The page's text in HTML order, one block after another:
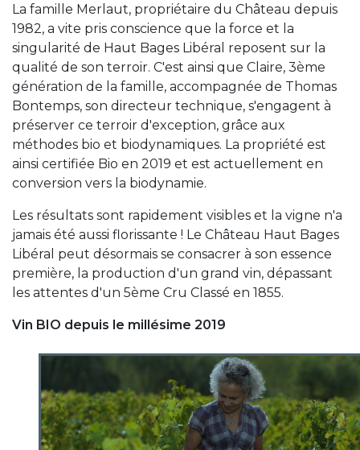
La famille Merlaut, propriétaire du Château depuis
1982, a vite pris conscience que la force et la
singularité de Haut Bages Libéral reposent sur la
qualité de son terroir. C'est ainsi que Claire, 3ème
génération de la famille, accompagnée de Thomas
Bontemps, son directeur technique, s'engagent à
préserver ce terroir d'exception, grâce aux
méthodes bio et biodynamiques. La propriété est
ainsi certifiée Bio en 2019 et est actuellement en
conversion vers la biodynamie.
Les résultats sont rapidement visibles et la vigne n'a
jamais été aussi florissante ! Le Château Haut Bages
Libéral peut désormais se consacrer à son essence
première, la production d'un grand vin, dépassant
les attentes d'un 5ème Cru Classé en 1855.
Vin BIO depuis le millésime 2019